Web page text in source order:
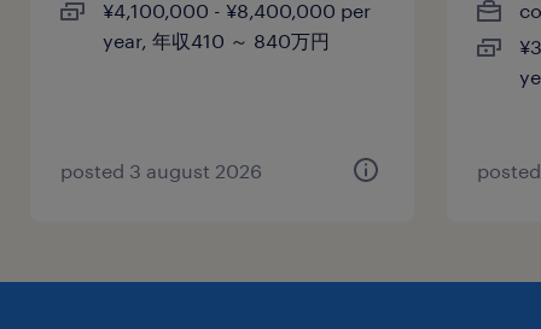
¥4,100,000 - ¥8,400,000 per
year, 年収410 ～ 840万円
posted 3 august 2026